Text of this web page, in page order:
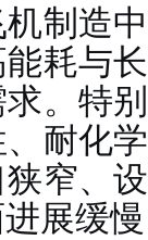
制造
耗与
。特
耐化
窄、
展缓